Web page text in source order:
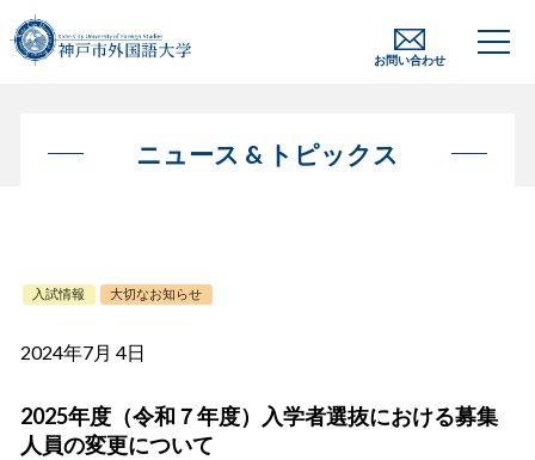
お問い合わせ
ニュース & トピックス
入試情報 大切なお知らせ
2024年7月 4日
2025年度（令和７年度）入学者選抜における募集
人員の変更について